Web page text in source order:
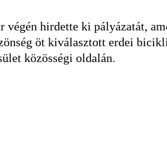
végén hirdette ki pályázatát,
öt kiválasztott erdei
közösségi oldalán.